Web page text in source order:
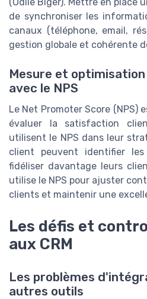
de synchroniser les
canaux (téléphone, email,
gestion globale et cohérente
Mesure et
avec le NPS
Le Net Promoter Score (NPS)
évaluer la satisfaction
utilisent le NPS dans leur
client peuvent identifier
fidéliser davantage leurs
utilise le NPS pour ajuster
clients et maintenir une
Les défis et
aux CRM
Les problèmes
autres outils